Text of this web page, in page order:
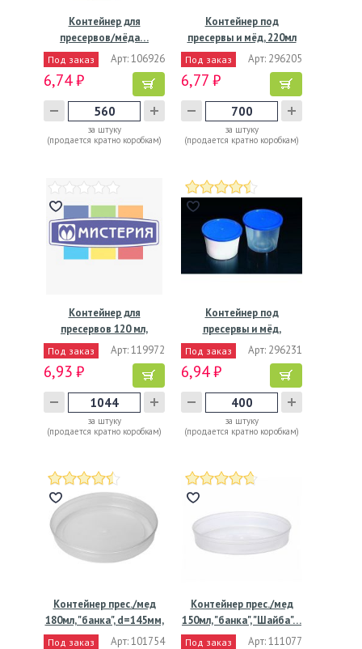
Контейнер для
пресервов/мёда…
Под заказ Арт: 106926
6,74 ₽
за штуку
(продается кратно коробкам)
Контейнер под
пресервы и мёд, 220мл
"банка",…
Под заказ Арт: 296205
6,77 ₽
за штуку
(продается кратно коробкам)
Контейнер для
пресервов 120 мл,
d69хh53 мм,…
Под заказ Арт: 119972
6,93 ₽
за штуку
(продается кратно коробкам)
Контейнер под
пресервы и мёд,
500мл,"ведро"…
Под заказ Арт: 296231
6,94 ₽
за штуку
(продается кратно коробкам)
Контейнер прес./мед
180мл, "банка", d=145мм,
Под заказ Арт: 101754
Контейнер прес./мед
150мл, "банка", "Шайба"…
Под заказ Арт: 111077